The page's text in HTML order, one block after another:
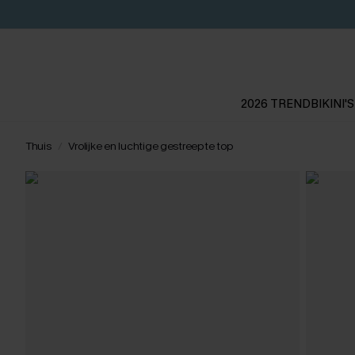
2026 TRENDBIKINI'S
Thuis Vrolijke en luchtige gestreepte top